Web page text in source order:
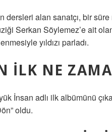
dersleri alan sanatçı, bir
Serkan Söylemez’e ait olan
yıldızı parladı.
ILK NE
İnsan adlı ilk albümünü
oldu.